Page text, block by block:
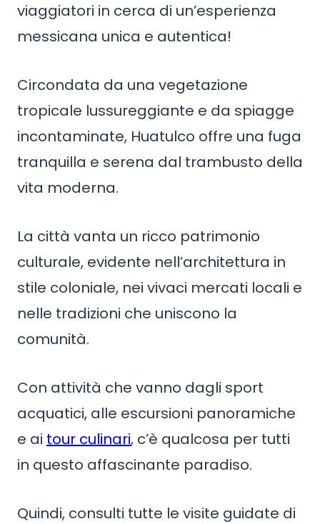
viaggiatori in cerca di un’esperienza
messicana unica e autentica!
Circondata da una vegetazione
tropicale lussureggiante e da spiagge
incontaminate, Huatulco offre una fuga
tranquilla e serena dal trambusto della
vita moderna.
La città vanta un ricco patrimonio
culturale, evidente nell’architettura in
stile coloniale, nei vivaci mercati locali e
nelle tradizioni che uniscono la
comunità.
Con attività che vanno dagli sport
acquatici, alle escursioni panoramiche
e ai tour culinari, c’è qualcosa per tutti
in questo affascinante paradiso.
Quindi, consulti tutte le visite guidate di